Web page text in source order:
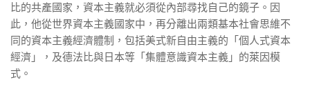
比的共產國家，資本主義就必須從內部尋找自己的鏡子。因
此，他從世界資本主義國家中，再分離出兩類基本社會思維不
同的資本主義經濟體制，包括美式新自由主義的「個人式資本
經濟」，及德法比與日本等「集體意識資本主義」的萊因模
式。